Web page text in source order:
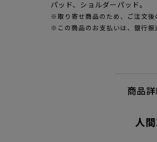
パッド、ショルダーパッド。
※取り寄せ商品のため、ご注文後
※この商品のお支払いは、銀行振
商品詳
人